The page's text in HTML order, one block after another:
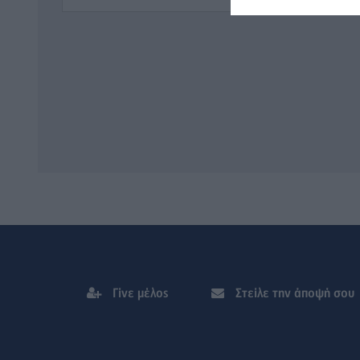
Γίνε μέλος Στείλε την άποψή σου